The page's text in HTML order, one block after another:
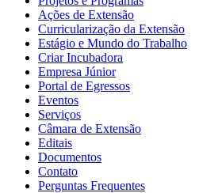
Ações de Extensão
Curricularização da Extensão
Estágio e Mundo do Trabalho
Criar Incubadora
Empresa Júnior
Portal de Egressos
Eventos
Serviços
Câmara de Extensão
Editais
Documentos
Contato
Perguntas Frequentes